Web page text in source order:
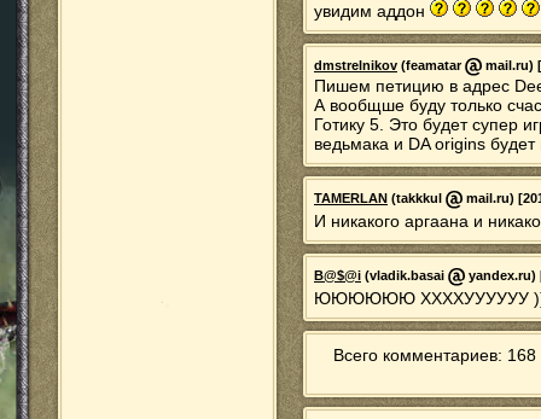
увидим аддон
dmstrelnikov (feamatar mail.ru)
Пишем петицию в адрес
А вообщше буду только
Готику 5. Это будет супер
ведьмака и DA origins
TAMERLAN (takkkul mail.ru)
И никакого аргаана и
B@$@i (vladik.basai yandex.ru)
ЮЮЮЮЮЮ ХХХХУУУУУУ
Всего комментариев: